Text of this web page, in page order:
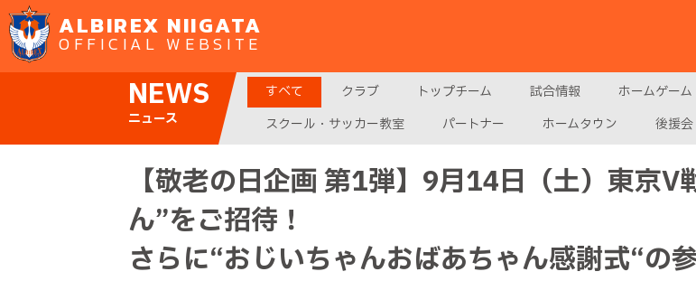
ALBIREX NIIGATA
OFFICIAL WEBSITE
NEWS
ニュース
すべて クラブ トップチーム 試合情報 ホームゲーム
スクール・サッカー教室
パートナー ホームタウン 後援会
【敬老の日企画 第1弾】9月14日（土）東京
ん”をご招待！
さらに“おじいちゃんおばあちゃん感謝式“の